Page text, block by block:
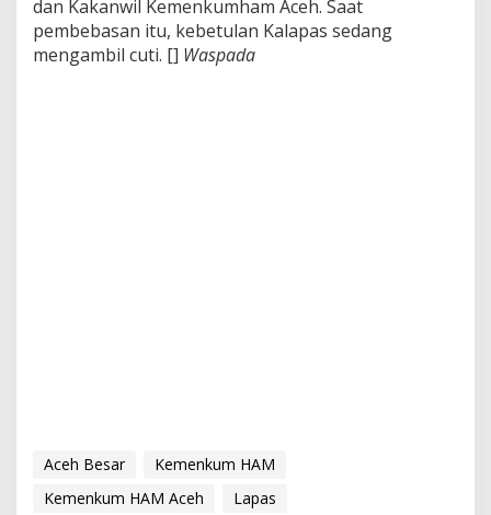
dan Kakanwil Kemenkumham Aceh. Saat
pembebasan itu, kebetulan Kalapas sedang
mengambil cuti. [] Waspada
Aceh Besar
Kemenkum HAM
Kemenkum HAM Aceh
Lapas